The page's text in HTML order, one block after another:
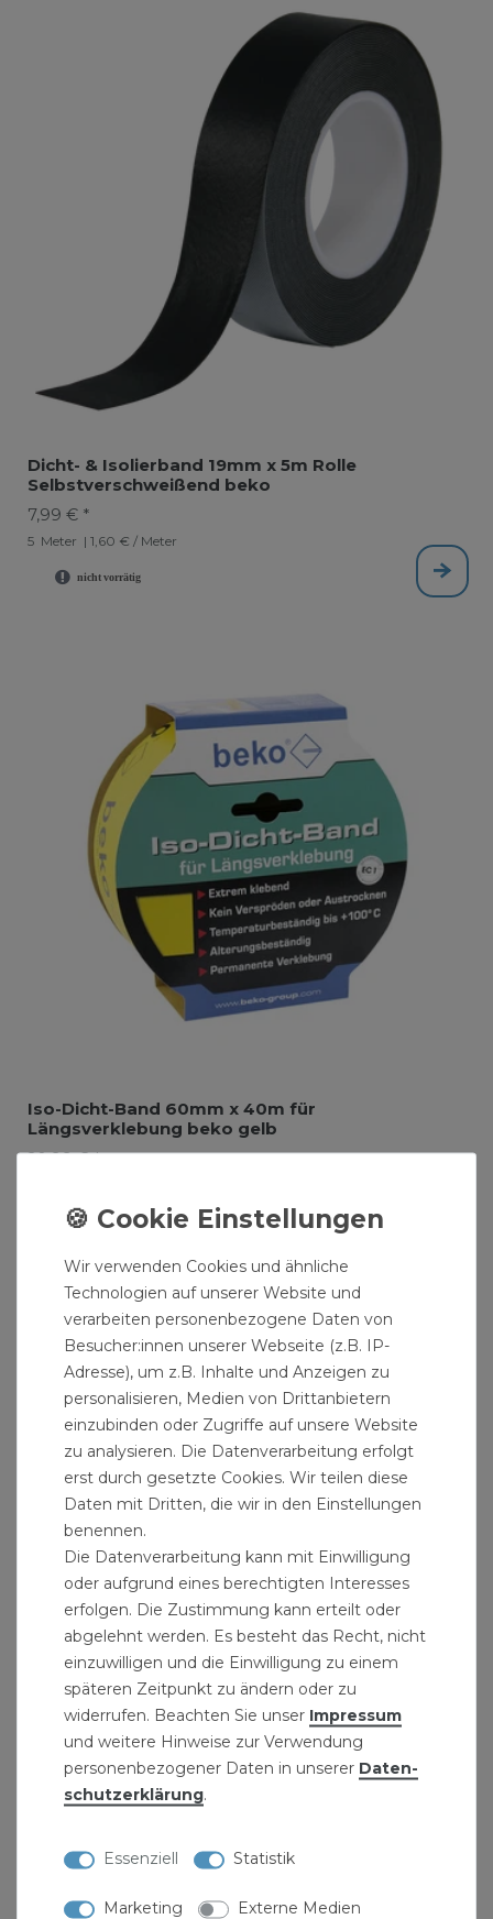
Dicht- & Isolierband 19mm x 5m Rolle
Selbstverschweißend beko
7,99 € *
5 Meter | 1,60 € / Meter
Iso-Dicht-Band 60mm x 40m für
Längsverklebung beko gelb
20,99 € *
Iso-Dicht-Band 60mm x 25m multifunktional für
außen beko schwarz
20,49 € *
Wir verwenden Cookies und ähnliche
Technologien auf unserer Website und
verarbeiten personenbezogene Daten von
Besucher:innen unserer Webseite (z.B. IP-
Adresse), um z.B. Inhalte und Anzeigen zu
personalisieren, Medien von Drittanbietern
einzubinden oder Zugriffe auf unsere Website
zu analysieren. Die Datenverarbeitung erfolgt
erst durch gesetzte Cookies. Wir teilen diese
Daten mit Dritten, die wir in den Einstellungen
benennen.
Die Datenverarbeitung kann mit Einwilligung
oder aufgrund eines berechtigten Interesses
erfolgen. Die Zustimmung kann erteilt oder
abgelehnt werden. Es besteht das Recht, nicht
einzuwilligen und die Einwilligung zu einem
späteren Zeitpunkt zu ändern oder zu
widerrufen. Beachten Sie unser Impressum
und weitere Hinweise zur Verwendung
personenbezogener Daten in unserer Daten­
schutz­erklärung.
Essenziell Statistik
Marketing Externe Medien